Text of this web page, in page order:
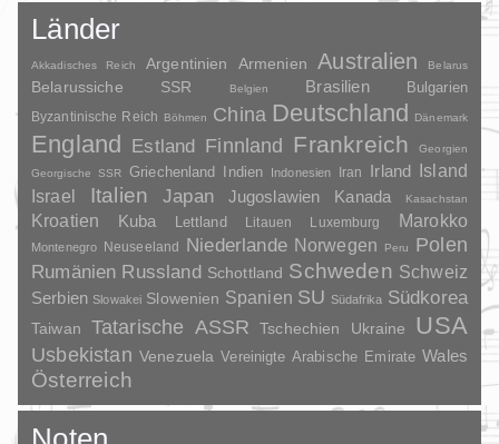
Länder
Akkadisches Reich Argentinien Armenien Australien Belarus
Belarussiche SSR Belgien Brasilien Bulgarien
Byzantinische Reich Böhmen China Deutschland Dänemark
England Estland Finnland Frankreich
Georgien
Georgische SSR
Griechenland Indien Indonesien Iran Irland
Island
Israel
Italien Japan Jugoslawien Kanada Kasachstan
Kroatien Kuba Lettland Litauen Luxemburg Marokko
Montenegro Neuseeland Niederlande Norwegen Peru
Polen
Rumänien Russland Schottland Schweden Schweiz
Serbien Slowakei Slowenien Spanien SU Südafrika Südkorea
Taiwan Tatarische ASSR Tschechien Ukraine USA
Usbekistan Venezuela Vereinigte Arabische Emirate Wales
Österreich